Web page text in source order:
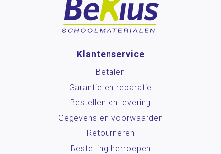
Klantenservice
Betalen
Garantie en reparatie
Bestellen en levering
Gegevens en voorwaarden
Retourneren
Bestelling herroepen